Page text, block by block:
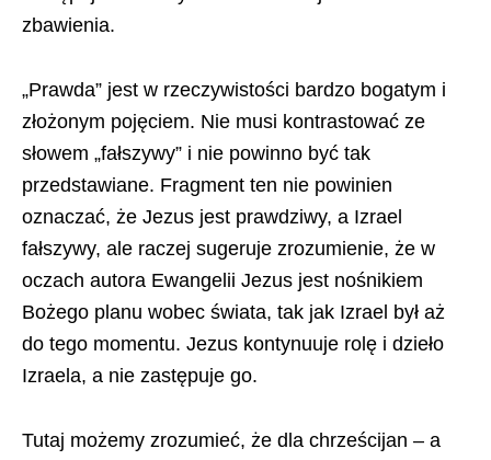
zbawienia.
„Prawda” jest w rzeczywistości bardzo bogatym i
złożonym pojęciem. Nie musi kontrastować ze
słowem „fałszywy” i nie powinno być tak
przedstawiane. Fragment ten nie powinien
oznaczać, że Jezus jest prawdziwy, a Izrael
fałszywy, ale raczej sugeruje zrozumienie, że w
oczach autora Ewangelii Jezus jest nośnikiem
Bożego planu wobec świata, tak jak Izrael był aż
do tego momentu. Jezus kontynuuje rolę i dzieło
Izraela, a nie zastępuje go.
Tutaj możemy zrozumieć, że dla chrześcijan – a